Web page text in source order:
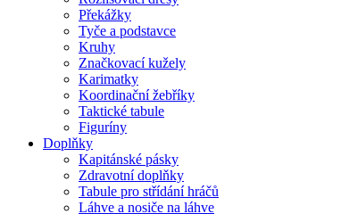
Překážky
Tyče a podstavce
Kruhy
Značkovací kužely
Karimatky
Koordinační žebříky
Taktické tabule
Figuríny
Doplňky
Kapitánské pásky
Zdravotní doplňky
Tabule pro střídání hráčů
Láhve a nosiče na láhve